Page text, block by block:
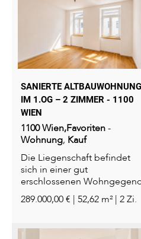
SANIERTE ALTBAUWOHNUNG
IM 1.OG – 2 ZIMMER - 1100
WIEN
1100Wien,Favoriten-
Wohnung, Kauf
Die Liegenschaft befindet
sich in einer gut
erschlossenen
des 10. Bezirks...
289.000,00 € | 52,62 m² | 2 Zi.